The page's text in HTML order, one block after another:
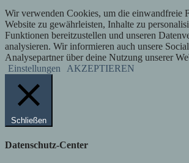
Wir verwenden Cookies, um die einwandfreie
Website zu gewährleisten, Inhalte zu
Funktionen bereitzustellen und unseren
analysieren. Wir informieren auch unsere
Analysepartner über deine Nutzung unserer
Einstellungen
AKZEPTIEREN
Schließen
Datenschutz-Center